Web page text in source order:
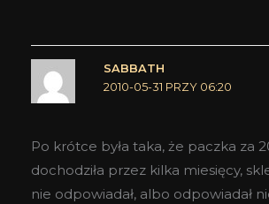
SABBATH
2010-05-31 PRZY 06:20
Po krótce była taka, że paczka za
dochodziła przez kilka miesięcy,
nie odpowiadał, albo odpowiadał